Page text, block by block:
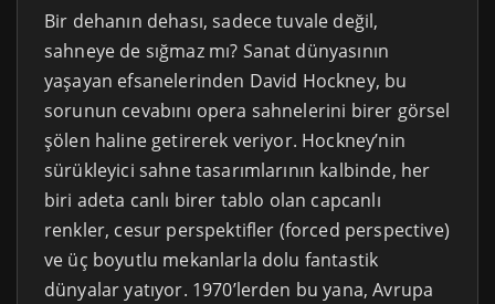
Bir dehanın dehası, sadece tuvale değil,
sahneye de sığmaz mı? Sanat dünyasının
yaşayan efsanelerinden David Hockney, bu
sorunun cevabını opera sahnelerini birer görsel
şölen haline getirerek veriyor. Hockney’nin
sürükleyici sahne tasarımlarının kalbinde, her
biri adeta canlı birer tablo olan capcanlı
renkler, cesur perspektifler (forced perspective)
ve üç boyutlu mekanlarla dolu fantastik
dünyalar yatıyor. 1970’lerden bu yana, Avrupa